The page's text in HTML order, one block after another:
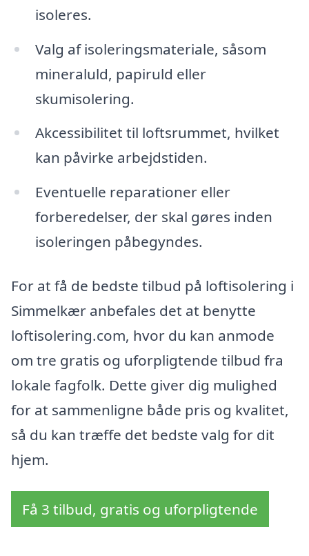
isoleres.
Valg af isoleringsmateriale, såsom
mineraluld, papiruld eller
skumisolering.
Akcessibilitet til loftsrummet, hvilket
kan påvirke arbejdstiden.
Eventuelle reparationer eller
forberedelser, der skal gøres inden
isoleringen påbegyndes.
For at få de bedste tilbud på loftisolering i
Simmelkær anbefales det at benytte
loftisolering.com, hvor du kan anmode
om tre gratis og uforpligtende tilbud fra
lokale fagfolk. Dette giver dig mulighed
for at sammenligne både pris og kvalitet,
så du kan træffe det bedste valg for dit
hjem.
Få 3 tilbud, gratis og uforpligtende